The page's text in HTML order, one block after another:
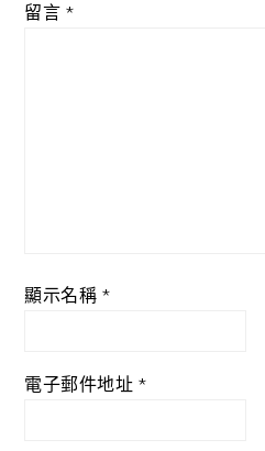
留言 *
顯示名稱 *
電子郵件地址 *